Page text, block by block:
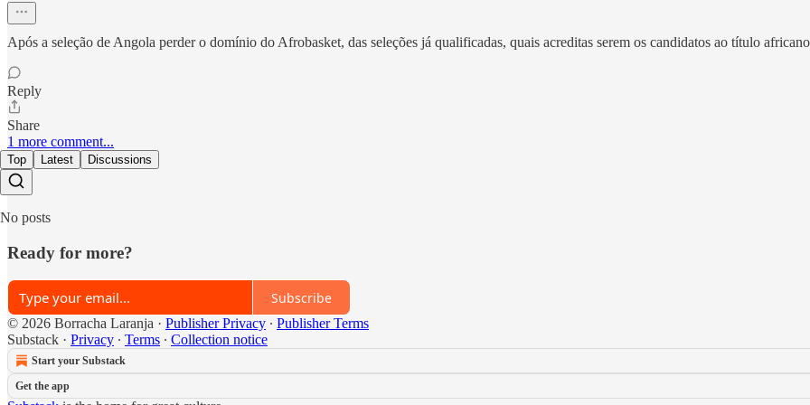
Após a seleção de Angola perder o domínio do Afrobasket, das seleções já qualificadas, quais acreditas serem os candidatos ao título
Reply
Share
1 more comment...
Top Latest Discussions
No posts
Ready for more?
Subscribe
© 2026 Borracha Laranja · Publisher Privacy ∙ Publisher Terms
Substack · Privacy ∙ Terms ∙ Collection notice
Start your Substack
Get the app